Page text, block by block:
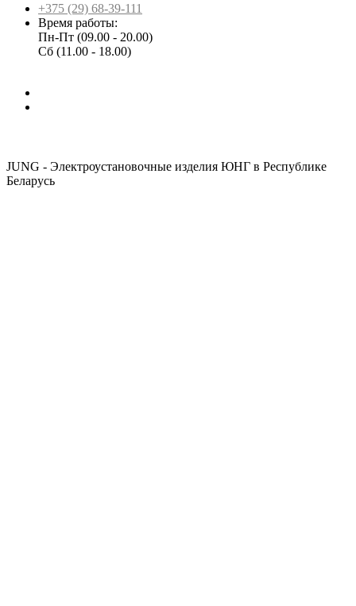
+375 (29) 68-39-111
Время работы:
Пн-Пт (09.00 - 20.00)
Сб (11.00 - 18.00)
JUNG - Электроустановочные изделия ЮНГ в Республике
Беларусь